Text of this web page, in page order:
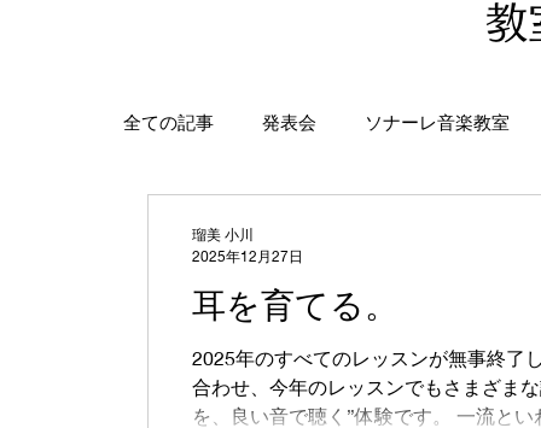
教
全ての記事 発表会 ソナーレ音楽教室
旅行 2020年納涼コンサート👘
YouTube リトミック🎶 バレエ
耳を育てる。
2025年のすべてのレッスンが無事終了
合わせ、今年のレッスンでもさまざま
を、良い音で聴く”体験です。 一流と
瑠美 小川
2025年12月27日